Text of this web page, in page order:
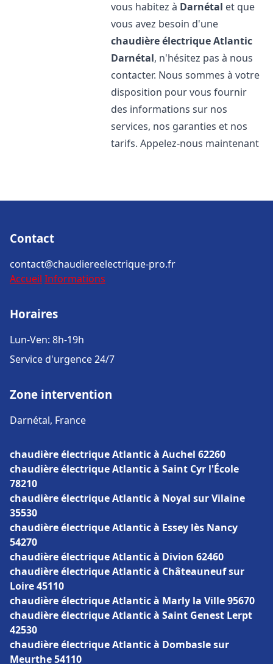
vous habitez à Darnétal et que
vous avez besoin d'une
chaudière électrique Atlantic
Darnétal, n'hésitez pas à nous
contacter. Nous sommes à votre
disposition pour vous fournir
des informations sur nos
services, nos garanties et nos
tarifs. Appelez-nous maintenant
Contact
contact@chaudiereelectrique-pro.fr
Accueil Informations
Horaires
Lun-Ven: 8h-19h
Service d'urgence 24/7
Zone intervention
Darnétal, France
chaudière électrique Atlantic à Auchel 62260
chaudière électrique Atlantic à Saint Cyr l'École
78210
chaudière électrique Atlantic à Noyal sur Vilaine
35530
chaudière électrique Atlantic à Essey lès Nancy
54270
chaudière électrique Atlantic à Divion 62460
chaudière électrique Atlantic à Châteauneuf sur
Loire 45110
chaudière électrique Atlantic à Marly la Ville 95670
chaudière électrique Atlantic à Saint Genest Lerpt
42530
chaudière électrique Atlantic à Dombasle sur
Meurthe 54110